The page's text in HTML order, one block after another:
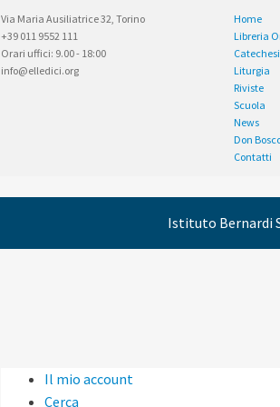
Via Maria Ausiliatrice 32, Torino
+39 011 9552 111
Orari uffici: 9.00 - 18:00
info@elledici.org
Home
Libreria
Catechesi
Liturgia
Riviste
Scuola
News
Don
Contatti
Istituto Bernardi
Il mio account
Cerca